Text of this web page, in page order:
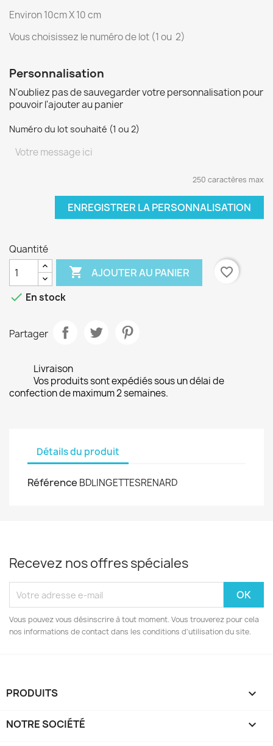
Environ 10cm X 10 cm
Vous choisissez le numéro de lot (1 ou 2)
Personnalisation
N'oubliez pas de sauvegarder votre personnalisation pour
pouvoir l'ajouter au panier
Numéro du lot souhaité (1 ou 2)
250 caractères max
ENREGISTRER LA PERSONNALISATION
Quantité
 AJOUTER AU PANIER
favorite_border
 En stock
Partager
Livraison
Vos produits sont expédiés sous un délai de
confection de maximum 2 semaines.
Détails du produit
Référence BDLINGETTESRENARD
Recevez nos offres spéciales
Vous pouvez vous désinscrire à tout moment. Vous trouverez pour cela
nos informations de contact dans les conditions d'utilisation du site.
PRODUITS 
NOTRE SOCIÉTÉ 